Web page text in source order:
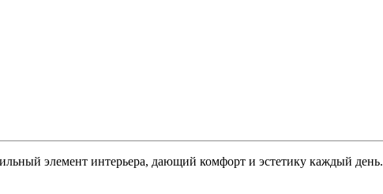
элемент интерьера, дающий комфорт и эстетику каждый день.